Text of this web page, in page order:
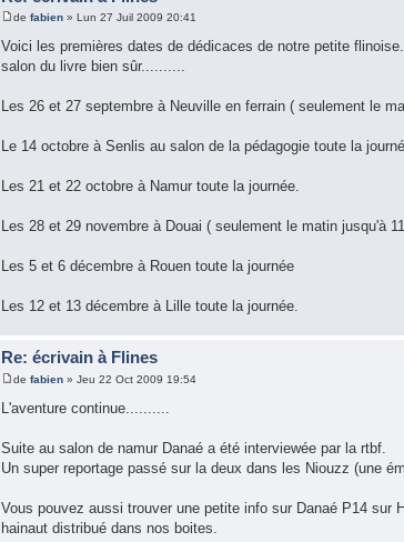
de fabien » Lun 27 Juil 2009 20:41
Voici les premières dates de dédicaces de notre petite flinoise.
salon du livre bien sûr..........
Les 26 et 27 septembre à Neuville en ferrain ( seulement le
Le 14 octobre à Senlis au salon de la pédagogie toute la
Les 21 et 22 octobre à Namur toute la journée.
Les 28 et 29 novembre à Douai ( seulement le matin jusqu'à
Les 5 et 6 décembre à Rouen toute la journée
Les 12 et 13 décembre à Lille toute la journée.
Re: écrivain à Flines
de fabien » Jeu 22 Oct 2009 19:54
L'aventure continue..........
Suite au salon de namur Danaé a été interviewée par la rtbf.
Un super reportage passé sur la deux dans les Niouzz (une
Vous pouvez aussi trouver une petite info sur Danaé P14 sur
hainaut distribué dans nos boites.